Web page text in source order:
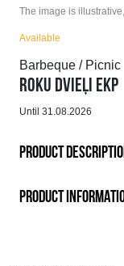
The image is
Available
Barbeque / Picnic
ROKU DVIEĻI EKP
Until 31.08.2026
PRODUCT
PRODUCT